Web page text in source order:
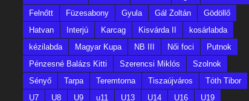
Felnőtt
Füzesabony Gyula Gál Zoltán
Gödöllő
Hatvan
Interjú Karcag Kisvárda II
kosárlabda
kézilabda
Magyar Kupa NB III Női foci
Putnok
Pénzesné Balázs Kitti
Szerencsi Miklós
Szolnok
Sényő
Tarpa Teremtorna Tiszaújváros
Tóth Tibor
U7
U8 U9 u11 U13 U14 U16 U19